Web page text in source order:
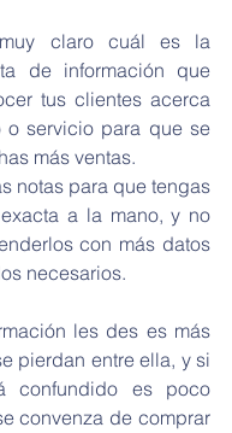
claro cuál es la
de información que
tus clientes acerca
o servicio para que se
más ventas.
notas para que tengas
a la mano, y no
con más datos
necesarios.
les des es más
pierdan entre ella, y si
confundido es poco
convenza de comprar